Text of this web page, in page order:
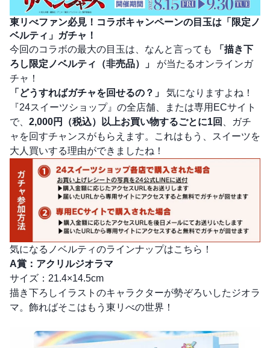
東リべファン必見！コラボキャンペーンの目玉は「限定ノ
ベルティ」ガチャ！
今回のコラボの最大の目玉は、なんと言っても
「描き下
ろし限定ノベルティ（非売品）」
が当たるオンラインガ
チャ！
「どうすればガチャを回せるの？」
気になりますよね！
『24スイーツショップ』の全店舗、または専用ECサイト
で、 2,000円（税込）以上お買い物するごとに1回
、ガチ
ャを回すチャンスがもらえます。これはもう、スイーツを
大人買いする理由ができましたね！
気になるノベルティのラインナップはこちら！
A賞：アクリルジオラマ
サイズ：21.4×14.5cm
描き下ろしイラストのキャラクターが勢ぞろいしたジオラ
マ。飾ればそこはもう東リべの世界！